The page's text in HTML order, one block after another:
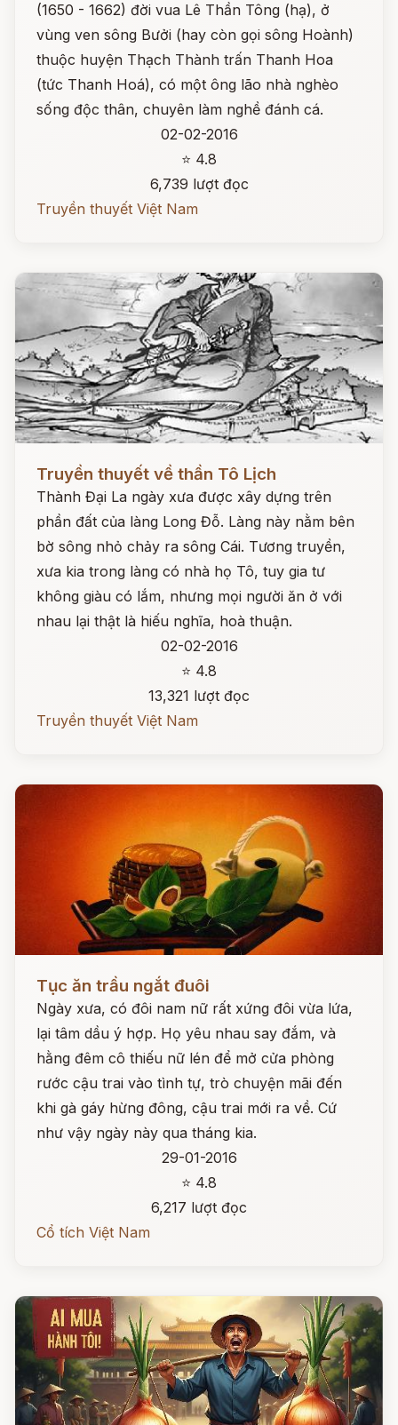
(1650 - 1662) đời vua Lê Thần Tông (hạ), ở
vùng ven sông Bưởi (hay còn gọi sông Hoành)
thuộc huyện Thạch Thành trấn Thanh Hoa
(tức Thanh Hoá), có một ông lão nhà nghèo
sống độc thân, chuyên làm nghề đánh cá.
02-02-2016
⭐ 4.8
6,739 lượt đọc
Truyền thuyết Việt Nam
Đọc ngay
Truyền thuyết về thần Tô Lịch
Thành Đại La ngày xưa được xây dựng trên
phần đất của làng Long Đỗ. Làng này nằm bên
bờ sông nhỏ chảy ra sông Cái. Tương truyền,
xưa kia trong làng có nhà họ Tô, tuy gia tư
không giàu có lắm, nhưng mọi người ăn ở với
nhau lại thật là hiếu nghĩa, hoà thuận.
02-02-2016
⭐ 4.8
13,321 lượt đọc
Truyền thuyết Việt Nam
Tục ăn trầu ngắt đuôi
Ngày xưa, có đôi nam nữ rất xứng đôi vừa lứa,
lại tâm dầu ý hợp. Họ yêu nhau say đắm, và
hằng đêm cô thiếu nữ lén để mở cửa phòng
rước cậu trai vào tình tự, trò chuyện mãi đến
khi gà gáy hừng đông, cậu trai mới ra về. Cứ
như vậy ngày này qua tháng kia.
29-01-2016
⭐ 4.8
6,217 lượt đọc
Cổ tích Việt Nam